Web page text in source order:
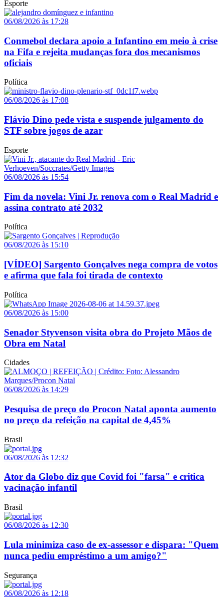
Esporte
06/08/2026 às 17:28
Conmebol declara apoio a Infantino em meio à crise
na Fifa e rejeita mudanças fora dos mecanismos
oficiais
Política
06/08/2026 às 17:08
Flávio Dino pede vista e suspende julgamento do
STF sobre jogos de azar
Esporte
06/08/2026 às 15:54
Fim da novela: Vini Jr. renova com o Real Madrid e
assina contrato até 2032
Política
06/08/2026 às 15:10
[VÍDEO] Sargento Gonçalves nega compra de votos
e afirma que fala foi tirada de contexto
Política
06/08/2026 às 15:00
Senador Styvenson visita obra do Projeto Mãos de
Obra em Natal
Cidades
06/08/2026 às 14:29
Pesquisa de preço do Procon Natal aponta aumento
no preço da refeição na capital de 4,45%
Brasil
06/08/2026 às 12:32
Ator da Globo diz que Covid foi "farsa" e critica
vacinação infantil
Brasil
06/08/2026 às 12:30
Lula minimiza caso de ex-assessor e dispara: "Quem
nunca pediu empréstimo a um amigo?"
Segurança
06/08/2026 às 12:18